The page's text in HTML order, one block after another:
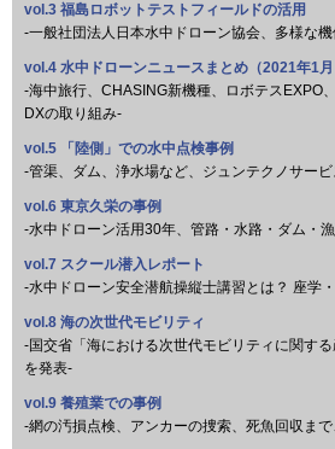
vol.3 福島ロボットテストフィールドの活用
-一般社団法人日本水中ドローン協会、多様な
vol.4 水中ドローンニュースまとめ（2021年1月
-海中旅行、CHASING新機種、ロボテスEXPO
DXの取り組み-
vol.5 「陸側」での水中点検事例
-管渠、ダム、浄水場など、ジュンテクノサー
vol.6 東京久栄の事例
-水中ドローン活用30年、管路・水路・ダム・
vol.7 スクール潜入レポート
-水中ドローン安全潜航操縦士講習とは？ 座学
vol.8 海の次世代モビリティ
-国交省「海における次世代モビリティに関す
を発表-
vol.9 養殖業での事例
-網の汚損点検、アンカーの捜索、死魚回収ま